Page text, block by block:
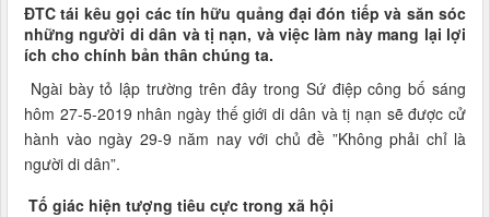
ĐTC tái kêu gọi các tín hữu quảng đại đón tiếp và săn sóc
những người di dân và tị nạn, và việc làm này mang lại lợi
ích cho chính bản thân chúng ta.
Ngài bày tỏ lập trường trên đây trong Sứ điệp công bố sáng
hôm 27-5-2019 nhân ngày thế giới di dân và tị nạn sẽ được cử
hành vào ngày 29-9 năm nay với chủ đề ”Không phải chỉ là
người di dân”.
Tố giác hiện tượng tiêu cực trong xã hội